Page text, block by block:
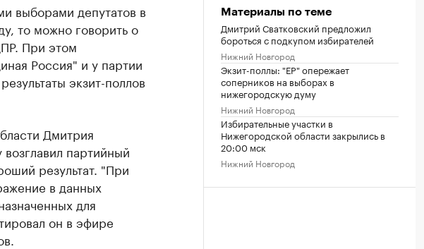
выборами депутатов в
то можно говорить о
При этом
Россия" и у партии
экзит-поллов
Дмитрия
партийный
результат. "При
в данных
для
он в эфире
Материалы по теме
Дмитрий Сватковский предложил
бороться с подкупом избирателей
Нижний Новгород
Экзит-поллы: "ЕР" опережает
соперников на выборах в
нижегородскую думу
Нижний Новгород
Избирательные участки в
Нижегородской области закрылись в
20:00 мск
Нижний Новгород